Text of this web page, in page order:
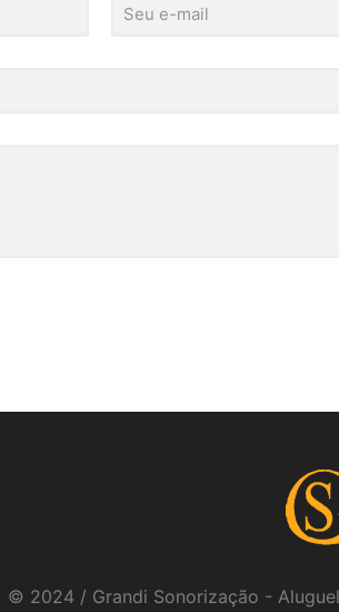
© 2024 / Grandi Sonorização -